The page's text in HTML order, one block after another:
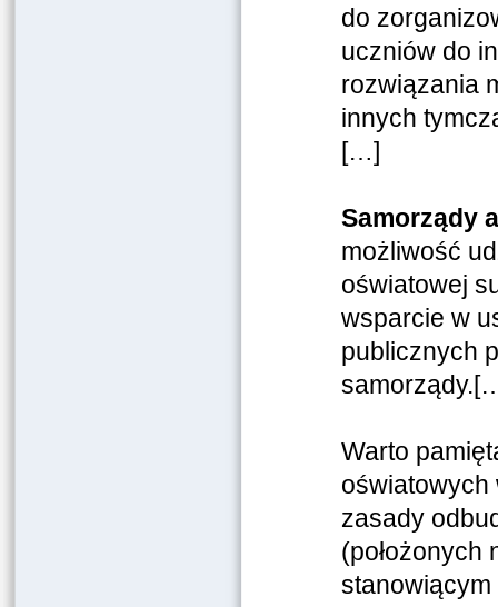
do
uczniów do
rozwiązania
innych
[…]
Samorządy
możliwość
oświatowej
wsparcie w
publicznych
Warto
oświatowych
zasady
(położonych